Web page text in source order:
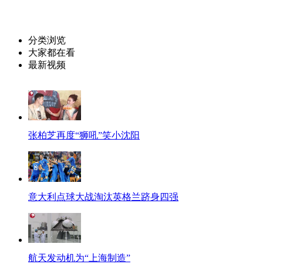
分类浏览
大家都在看
最新视频
张柏芝再度“狮吼”笑小沈阳
意大利点球大战淘汰英格兰跻身四强
航天发动机为“上海制造”